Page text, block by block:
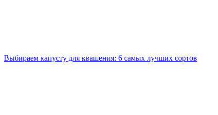
Выбираем капусту для квашения: 6 самых лучших сортов